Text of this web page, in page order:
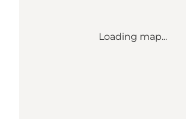
Loading map...